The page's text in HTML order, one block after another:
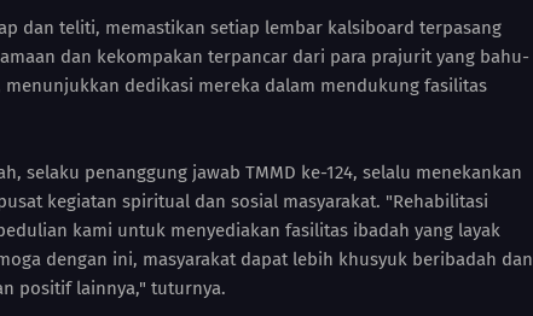
dan teliti, memastikan setiap lembar kalsiboard terpasang
dan kekompakan terpancar dari para prajurit yang bahu-
dedikasi mereka dalam mendukung fasilitas
selaku penanggung jawab TMMD ke-124, selalu menekankan
kegiatan spiritual dan sosial masyarakat. "Rehabilitasi
kami untuk menyediakan fasilitas ibadah yang layak
dengan ini, masyarakat dapat lebih khusyuk beribadah dan
positif lainnya," tuturnya.